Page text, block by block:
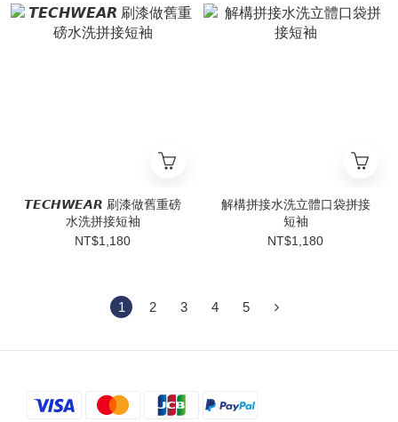
𝙏𝙀𝘾𝙃𝙒𝙀𝘼𝙍 刷漆做舊重磅
水洗拼接短袖
NT$1,180
解構拼接水洗立體口袋拼接
短袖
NT$1,180
1 2 3 4 5